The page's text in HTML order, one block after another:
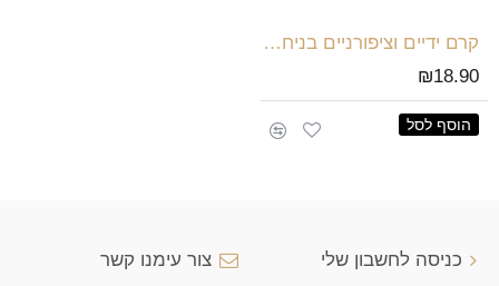
קרם ידיים וציפורניים בניחוח סחלבים 250 מל
₪18.90
הוסף לסל
כניסה לחשבון שלי צור עימנו קשר